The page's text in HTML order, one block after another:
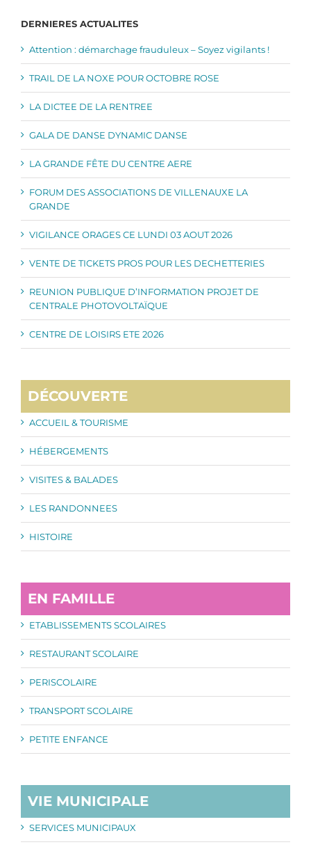
DERNIERES ACTUALITES
Attention : démarchage frauduleux – Soyez vigilants !
TRAIL DE LA NOXE POUR OCTOBRE ROSE
LA DICTEE DE LA RENTREE
GALA DE DANSE DYNAMIC DANSE
LA GRANDE FÊTE DU CENTRE AERE
FORUM DES ASSOCIATIONS DE VILLENAUXE LA
GRANDE
VIGILANCE ORAGES CE LUNDI 03 AOUT 2026
VENTE DE TICKETS PROS POUR LES DECHETTERIES
REUNION PUBLIQUE D’INFORMATION PROJET DE
CENTRALE PHOTOVOLTAÏQUE
CENTRE DE LOISIRS ETE 2026
DÉCOUVERTE
ACCUEIL & TOURISME
HÉBERGEMENTS
VISITES & BALADES
LES RANDONNEES
HISTOIRE
EN FAMILLE
ETABLISSEMENTS SCOLAIRES
RESTAURANT SCOLAIRE
PERISCOLAIRE
TRANSPORT SCOLAIRE
PETITE ENFANCE
VIE MUNICIPALE
SERVICES MUNICIPAUX